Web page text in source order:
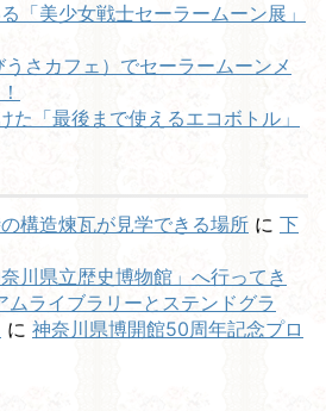
「美少女戦士セーラームーン展」
さカフェ）でセーラームーンメ
た「最後まで使えるエコボトル」
構造煉瓦が見学できる場所 に 下
川県立歴史博物館」へ行ってき
ムライブラリーとステンドグラ
に 神奈川県博開館50周年記念プロ